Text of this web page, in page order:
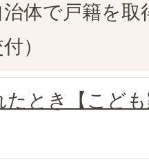
体で戸籍を
）
たとき【こど